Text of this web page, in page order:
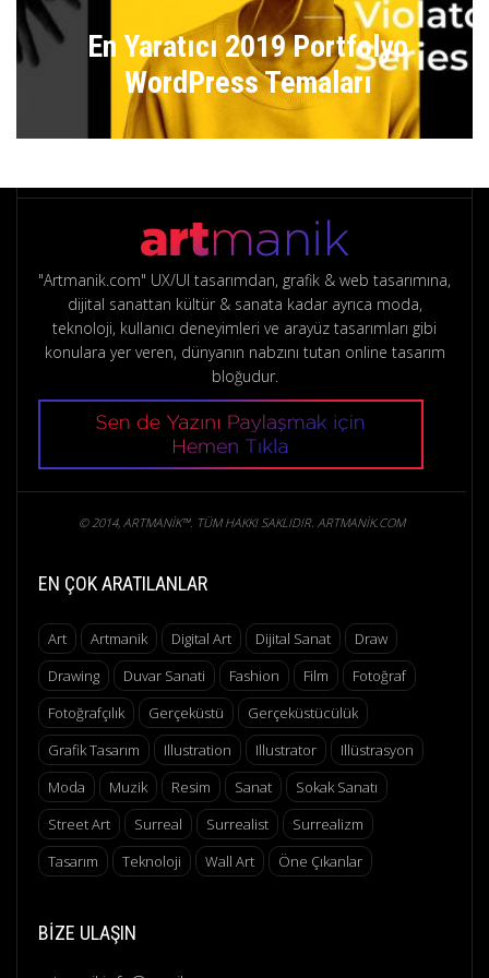
En Yaratıcı 2019 Portfolyo
WordPress Temaları
"Artmanik.com" UX/UI tasarımdan, grafik & web tasarımına,
dijital sanattan kültür & sanata kadar ayrıca moda,
teknoloji, kullanıcı deneyimleri ve arayüz tasarımları gibi
konulara yer veren, dünyanın nabzını tutan online tasarım
bloğudur.
© 2014, ARTMANIK™. TÜM HAKKI SAKLIDIR. ARTMANIK.COM
EN ÇOK ARATILANLAR
Art Artmanik Digital Art Dijital Sanat
Draw
Drawing
Duvar Sanati Fashion Film
Fotoğraf
Fotoğrafçılık
Gerçeküstü
Gerçeküstücülük
Grafik Tasarım
Illustration Illustrator
Illüstrasyon
Moda
Muzik Resim Sanat
Sokak Sanatı
Street Art
Surreal Surrealist
Surrealizm
Tasarım
Teknoloji Wall Art Öne Çıkanlar
BIZE ULAŞIN